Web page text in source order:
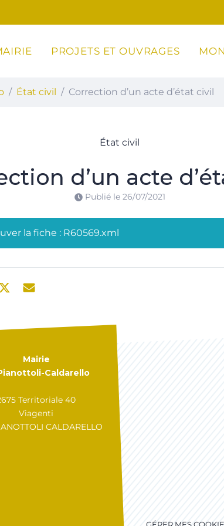
Caldarello
PROJETS ET OUVRAGES
État civil Correction d’un acte d’état civil
État civil
d’un acte
Publié le 26/07/2021
la fiche : R60569.xml
Mairie
Caldarello
Territoriale 40
Viagenti
CALDARELLO